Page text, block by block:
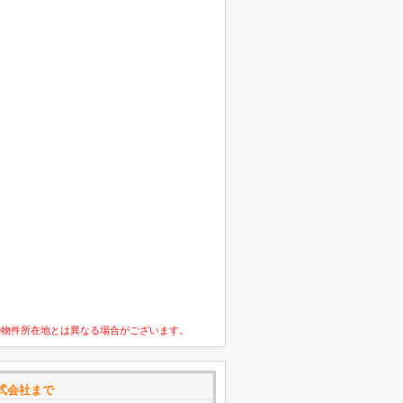
件所在地とは異なる場合がございます。
会社まで